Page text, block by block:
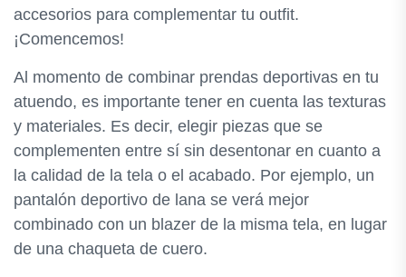
accesorios para complementar tu outfit.
¡Comencemos!
Al momento de combinar prendas deportivas en tu
atuendo, es importante tener en cuenta las texturas
y materiales. Es decir, elegir piezas que se
complementen entre sí sin desentonar en cuanto a
la calidad de la tela o el acabado. Por ejemplo, un
pantalón deportivo de lana se verá mejor
combinado con un blazer de la misma tela, en lugar
de una chaqueta de cuero.